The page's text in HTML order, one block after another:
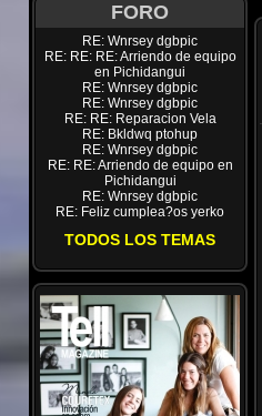
FORO
RE: Wnrsey dgbpic
RE: RE: RE: Arriendo de equipo
en Pichidangui
RE: Wnrsey dgbpic
RE: Wnrsey dgbpic
RE: RE: Reparacion Vela
RE: Bkldwq ptohup
RE: Wnrsey dgbpic
RE: RE: Arriendo de equipo en
Pichidangui
RE: Wnrsey dgbpic
RE: Feliz cumplea?os yerko
TODOS LOS TEMAS